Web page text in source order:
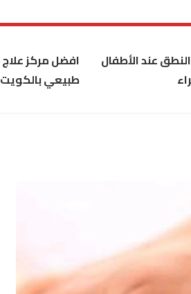
عند الأطفال
افضل مركز علاج
طبيعي بالكويت